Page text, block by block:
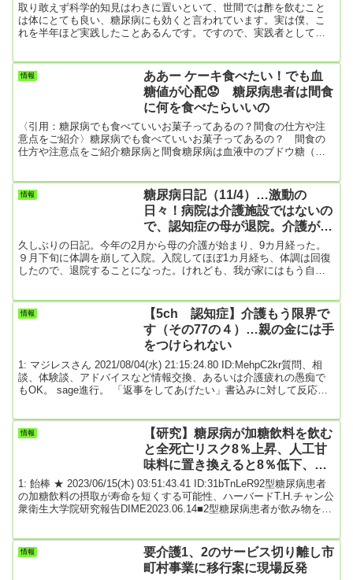
取り敢えず科学的知見はわきに置いといて、世間では酢を飲むこと
は体にとても良い、糖尿病にも効くと言われています。実は僕、こ
れを半年ほど実践したことあるんです。ですので、実践者としてお
ぜ、肥満を防いだか。それは酢がとても「まずーい！」からです。
市販の食酢でもそのまま飲んだら濃過ぎて胃を痛めます。ですので
コップ一杯の水に、小さじか中さじ一杯の酢を入れて食前に飲む
情報
ああー ケーキ食べたい！でも血
糖値が心配😟 糖尿病患者は間食
に何を食べたらいいの
〈引用：糖尿病でも食べていいお菓子ってあるの？間食の仕方や注
意点をご紹介〉糖尿病でも食べていいお菓子ってあるの？ 間食の
仕方や注意点をご紹介糖尿病と間食糖尿病は血液中のブドウ糖（グ
れはインスリンが膵臓から分泌されて、血液中のグルコースをエネ
ルギーとして活用しているからです。余分なグルコースは肝臓や筋
肉に一時的に蓄え、血糖値が下がった時にエネルギー源として利用
情報
糖尿病日記（11/4）…激動の
日々！病院は介護施設ではないの
で、認知症の母が退院。介護が心
配で糖尿病を考えるゆとりなし。
久しぶりの日記。今年の2月から母の介護が始まり、9カ月経った。
９月下旬に体調を崩して入院。入院してほぼ1カ月経ち、体調は回復
したので、退院することになった。けれども、我が家にはもう自宅
うすりゃいいの。そんな時、ケアマネさんが動いてくれた。とにか
く自宅介護ができる状況にないということで、病院には入院の延長
を頼み、同時にどこかに施設入所できるところがないか、探してく
情報
【5ch 認知症】介護もう限界で
す（その77の４）…親の金には手
をつけられない
1: マジレスさん 2021/08/04(水) 21:15:24.80 ID:MehpC2kr質問、相
談、体験談、アドバイスなど情報交換、あるいは介護疲れの愚痴で
もOK。 sage進行。 「返事をしてあげたい」書込みに対して反応し
レッドです。 心の悲鳴をそっと吐露し明日を何とか生きましょう。
認知症の家族と良好な関係を保てている人には抵抗のある内容もあ
情報
【研究】糖尿病が加糖飲料を飲む
と全死亡リスク8％上昇、人工甘
味料に置き換えると8％低下、コ
ーヒー変え18％低下
1: 飴棒 ★ 2023/06/15(木) 03:51:43.41 ID:31bTnLeR92型糖尿病患者
の加糖飲料の摂取が寿命を短くする可能性、ハーバードT.H.チャン公
衆衛生大学院研究報告DIME2023.06.14■2型糖尿病患者が飲み物を変
ことが報告された。米ハーバードT.H.チャン公衆衛生大学院のQi
Sun氏らの研究によるもので、詳細は「The BMJ」に2023...
情報
要介護1、2のサービス切り離し市
町村事業に移行案に現場反発